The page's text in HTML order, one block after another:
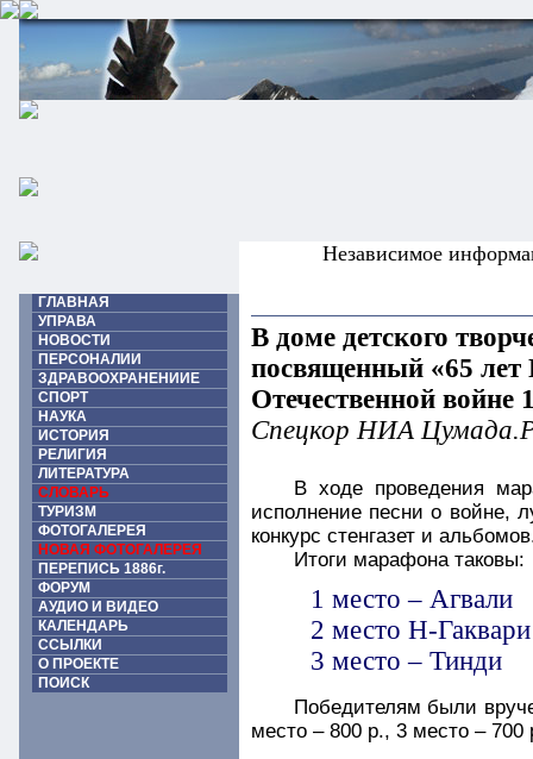
Независимое
ГЛАВНАЯ
УПРАВА
НОВОСТИ
ПЕРСОНАЛИИ
ЗДРАВООХРАНЕНИИЕ
СПОРТ
НАУКА
ИСТОРИЯ
РЕЛИГИЯ
ЛИТЕРАТУРА
СЛОВАРЬ
ТУРИЗМ
ФОТОГАЛЕРЕЯ
НОВАЯ ФОТОГАЛЕРЕЯ
ПЕРЕПИСЬ 1886г.
ФОРУМ
АУДИО И ВИДЕО
КАЛЕНДАРЬ
ССЫЛКИ
О ПРОЕКТЕ
ПОИСК
В доме детского
посвященный «65
Отечественной войне
Спецкор НИА
В ходе проведения
исполнение песни о войне,
конкурс стенгазет и
Итоги марафона таковы:
1 место – Агвали
2 место Н-Гаквари
3 место – Тинди
Победителям были
место – 800 р., 3 место – 700